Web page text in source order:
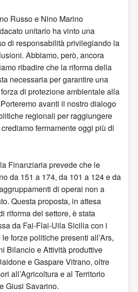
Russo e Nino Marino
unitario ha vinto una
di responsabilità privilegiando la
Abbiamo, però, ancora
ribadire che la riforma della
necessaria per garantire una
di protezione ambientale alla
avanti il nostro dialogo
regionali per raggiungere
fermamente oggi più di
Finanziaria prevede che le
da 151 a 174, da 101 a 124 e da
di operai non a
Questa proposta, in attesa
riforma del settore, è stata
da Fai-Flai-Uila Sicilia con i
forze politiche presenti all’Ars,
Bilancio e Attività produttive
e Gaspare Vitrano, oltre
all’Agricoltura e al Territorio
Giusi Savarino.